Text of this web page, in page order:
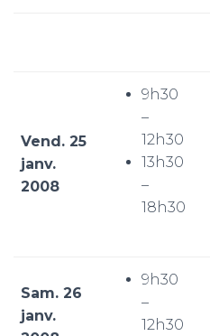
Vend. 25
janv.
2008
9h30
–
12h30
13h30
–
18h30
Sam. 26
janv.
9h30
–
12h30